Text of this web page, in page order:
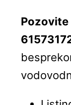
Pozovite